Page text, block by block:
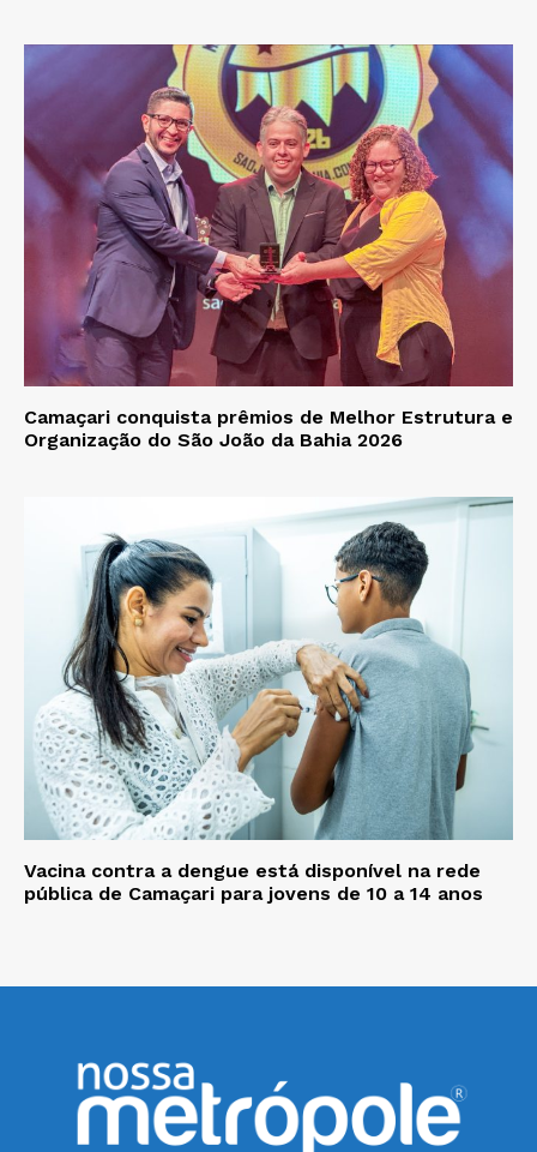
Camaçari conquista prêmios de Melhor Estrutura e
Organização do São João da Bahia 2026
Vacina contra a dengue está disponível na rede
pública de Camaçari para jovens de 10 a 14 anos